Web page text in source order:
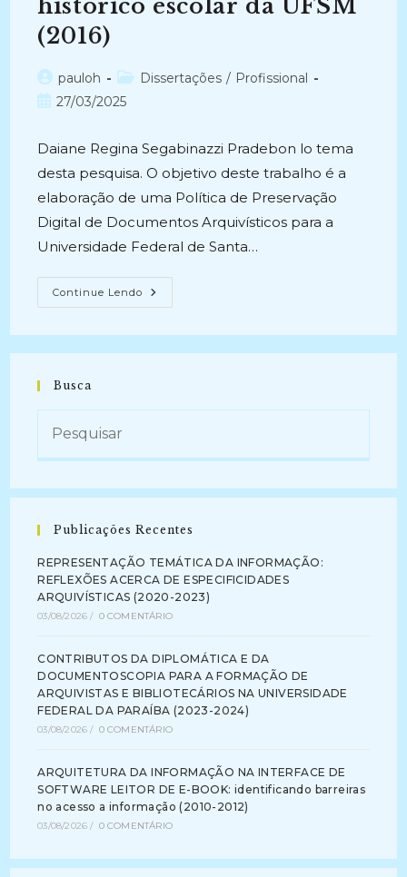
histórico escolar da UFSM
(2016)
Autor
do
pauloh
Categoria
do
Dissertações / Profissional
Post27/03/2025
Daiane Regina Segabinazzi Pradebon lo tema
desta pesquisa. O objetivo deste trabalho é a
elaboração de uma Política de Preservação
Digital de Documentos Arquivísticos para a
Universidade Federal de Santa…
Continue Lendo POLÍTICA
DE
A
Diplomática
Da
Busca
Publicações Recentes
REPRESENTAÇÃO TEMÁTICA DA INFORMAÇÃO:
REFLEXÕES ACERCA DE ESPECIFICIDADES
ARQUIVÍSTICAS (2020-2023)
03/08/2026 / 0 COMENTÁRIO
CONTRIBUTOS DA DIPLOMÁTICA E DA
DOCUMENTOSCOPIA PARA A FORMAÇÃO DE
ARQUIVISTAS E BIBLIOTECÁRIOS NA UNIVERSIDADE
FEDERAL DA PARAÍBA (2023-2024)
03/08/2026 / 0 COMENTÁRIO
ARQUITETURA DA INFORMAÇÃO NA INTERFACE DE
SOFTWARE LEITOR DE E-BOOK: identificando barreiras
no acesso a informação (2010-2012)
03/08/2026 / 0 COMENTÁRIO